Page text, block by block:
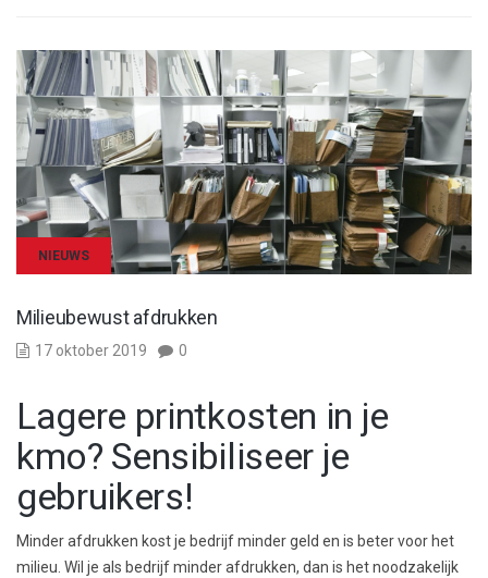
NIEUWS
Milieubewust afdrukken
17 oktober 2019 0
Lagere printkosten in je
kmo? Sensibiliseer je
gebruikers!
Minder afdrukken kost je bedrijf minder geld en is beter voor het
milieu. Wil je als bedrijf minder afdrukken, dan is het noodzakelijk